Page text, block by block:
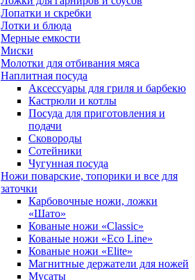
Лопатки и скребки
Лотки и блюда
Мерные емкости
Миски
Молотки для отбивания мяса
Наплитная посуда
Аксессуары для гриля и барбекю
Кастрюли и котлы
Посуда для приготовления и
подачи
Сковороды
Сотейники
Чугунная посуда
Ножи поварские, топорики и все для
заточки
Карбовочные ножи, ложки
«Шато»
Кованые ножи «Classic»
Кованые ножи «Eco Line»
Кованые ножи «Elite»
Магнитные держатели для ножей
Мусаты